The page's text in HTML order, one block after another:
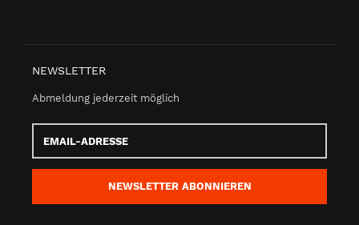
NEWSLETTER
Abmeldung jederzeit möglich
Adresse
NEWSLETTER ABONNIEREN